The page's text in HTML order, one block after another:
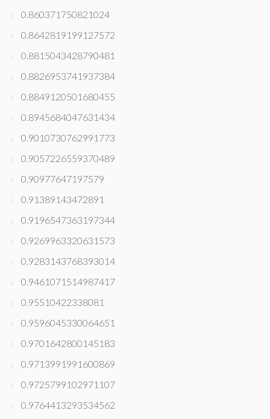
0.860371750821024
0.8642819199127572
0.8815043428790481
0.8826953741937384
0.8849120501680455
0.8945684047631434
0.9010730762991773
0.9057226559370489
0.90977647197579
0.91389143472891
0.9196547363197344
0.9269963320631573
0.9283143768393014
0.9461071514987417
0.95510422338081
0.9596045330064651
0.9701642800145183
0.9713991991600869
0.9725799102971107
0.9764413293534562